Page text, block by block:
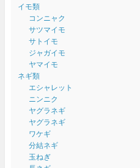
イモ類
コンニャク
サツマイモ
サトイモ
ジャガイモ
ヤマイモ
ネギ類
エシャレット
ニンニク
ヤグラネギ
ヤグラネギ
ワケギ
分結ネギ
玉ねぎ